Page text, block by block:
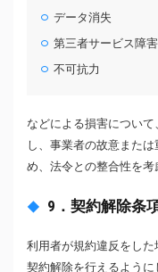
データ消失
第三者サービス障害
不可抗力
などによる損害につい
し、事業者の故意また
め、法令との整合性を考
9．契約解除条
利用者が規約違反をし
契約解除を行えるように